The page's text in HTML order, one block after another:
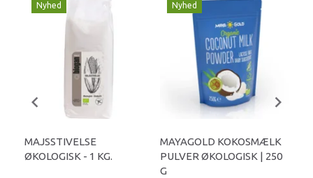
Nyhed
MAJSSTIVELSE
ØKOLOGISK - 1 KG.
Nyhed
MAYAGOLD KOKOSMÆLK
PULVER ØKOLOGISK | 250
G